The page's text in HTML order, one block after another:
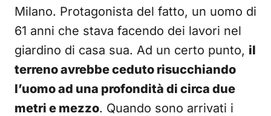
Milano. Protagonista del fatto, un uomo di
61 anni che stava facendo dei lavori nel
giardino di casa sua. Ad un certo punto, il
terreno avrebbe ceduto risucchiando
l’uomo ad una profondità di circa due
metri e mezzo. Quando sono arrivati i